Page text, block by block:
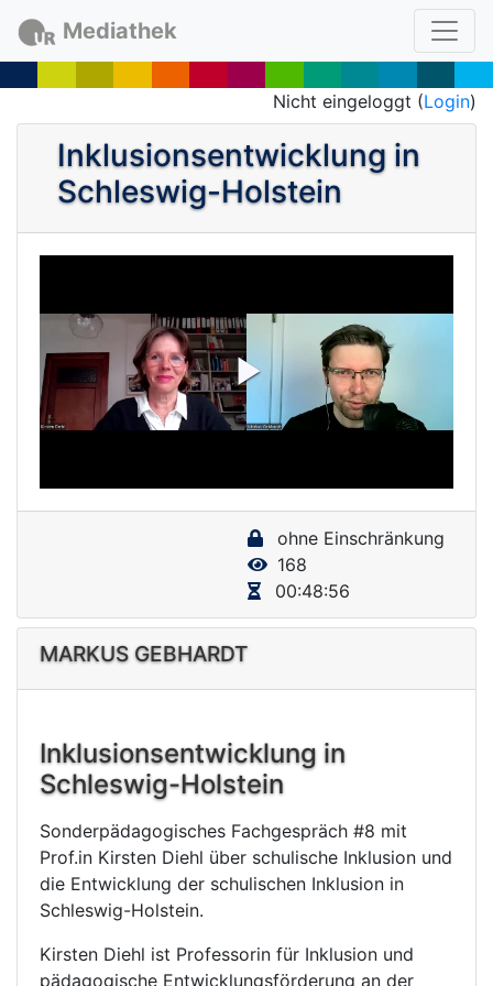
Mediathek
Nicht eingeloggt (Login)
Inklusionsentwicklung in
Schleswig-Holstein
P
l
V
i
d
e
o
ohne Einschränkung
168
00:48:56
MARKUS GEBHARDT
Inklusionsentwicklung in
Schleswig-Holstein
Sonderpädagogisches Fachgespräch #8 mit
Prof.in Kirsten Diehl über schulische Inklusion und
die Entwicklung der schulischen Inklusion in
Schleswig-Holstein.
Kirsten Diehl ist Professorin für Inklusion und
pädagogische Entwicklungsförderung an der